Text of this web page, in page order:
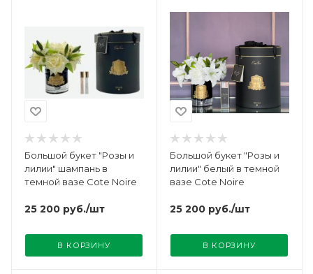
Большой букет "Розы и
лилии" шампань в
темной вазе Cote Noire
25 200 руб./шт
В КОРЗИНУ
Большой букет "Розы и
лилии" белый в темной
вазе Cote Noire
25 200 руб./шт
В КОРЗИНУ